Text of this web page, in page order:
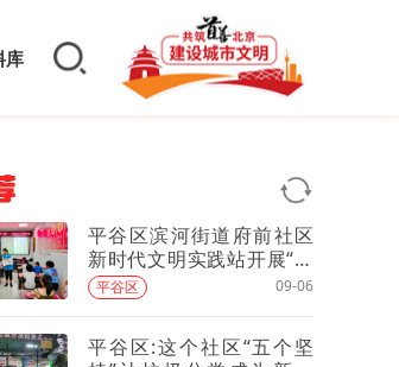
库
平谷区滨河街道府前社区
新时代文明实践站开展“读
懂历史——故宫”全民阅读
活动
平谷区 09-06
平谷区:这个社区“五个坚